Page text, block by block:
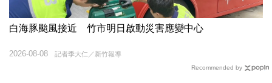
白海豚颱風接近 竹市明日啟動災害應變中心
記者季大仁／新竹報導
2026-08-08
Recommended by